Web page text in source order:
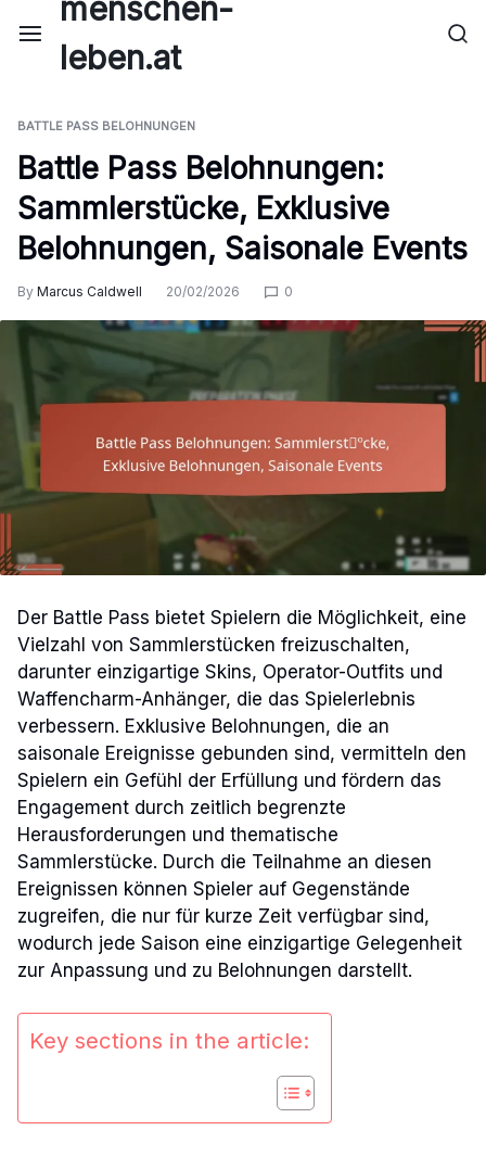
content
menschen-
leben.at
BATTLE PASS BELOHNUNGEN
Battle Pass Belohnungen:
Sammlerstücke, Exklusive
Belohnungen, Saisonale Events
By Marcus Caldwell 20/02/2026 0
Der Battle Pass bietet Spielern die Möglichkeit, eine
Vielzahl von Sammlerstücken freizuschalten,
darunter einzigartige Skins, Operator-Outfits und
Waffencharm-Anhänger, die das Spielerlebnis
verbessern. Exklusive Belohnungen, die an
saisonale Ereignisse gebunden sind, vermitteln den
Spielern ein Gefühl der Erfüllung und fördern das
Engagement durch zeitlich begrenzte
Herausforderungen und thematische
Sammlerstücke. Durch die Teilnahme an diesen
Ereignissen können Spieler auf Gegenstände
zugreifen, die nur für kurze Zeit verfügbar sind,
wodurch jede Saison eine einzigartige Gelegenheit
zur Anpassung und zu Belohnungen darstellt.
Key sections in the article: